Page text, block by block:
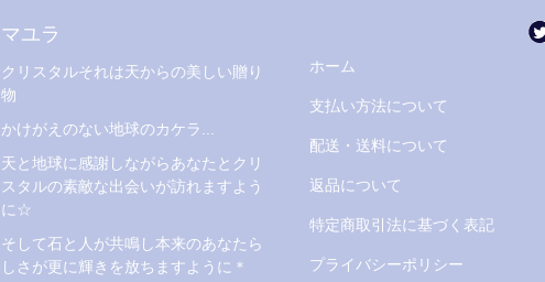
マユラ
クリスタルそれは天からの美しい贈り
物
かけがえのない地球のカケラ...
天と地球に感謝しながらあなたとクリ
スタルの素敵な出会いが訪れますよう
に☆
そして石と人が共鳴し本来のあなたら
しさが更に輝きを放ちますように＊
ホーム
支払い方法について
配送・送料について
返品について
特定商取引法に基づく表記
プライバシーポリシー